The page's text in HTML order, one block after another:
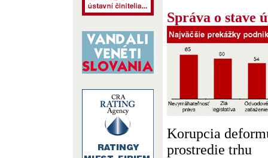
Správa o stave
Korupcia
prostredie trhu